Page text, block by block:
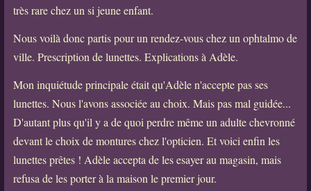
très rare chez un si jeune enfant.
Nous voilà donc partis pour un rendez-vous chez un ophtalmo de
ville. Prescription de lunettes. Explications à Adèle.
Mon inquiétude principale était qu'Adèle n'accepte pas ses
lunettes. Nous l'avons associée au choix. Mais pas mal guidée...
D'autant plus qu'il y a de quoi perdre même un adulte chevronné
devant le choix de montures chez l'opticien. Et voici enfin les
lunettes prêtes ! Adèle accepta de les esayer au magasin, mais
refusa de les porter à la maison le premier jour.